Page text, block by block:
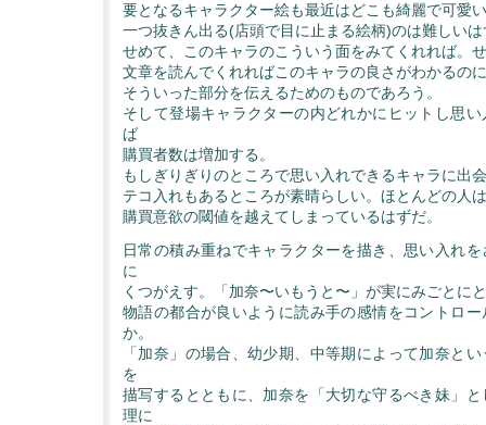
要となるキャラクター絵も最近はどこも綺麗で可愛
一つ抜きん出る(店頭で目に止まる絵柄)のは難しい
せめて、このキャラのこういう面をみてくれれば。
文章を読んでくれればこのキャラの良さがわかるの
そういった部分を伝えるためのものであろう。
そして登場キャラクターの内どれかにヒットし思
ば
購買者数は増加する。
もしぎりぎりのところで思い入れできるキャラに出
テコ入れもあるところが素晴らしい。ほとんどの人
購買意欲の閾値を越えてしまっているはずだ。
日常の積み重ねでキャラクターを描き、思い入れ
に
くつがえす。「加奈〜いもうと〜」が実にみごとに
物語の都合が良いように読み手の感情をコントロ
か。
「加奈」の場合、幼少期、中等期によって加奈と
を
描写するとともに、加奈を「大切な守るべき妹」
理に